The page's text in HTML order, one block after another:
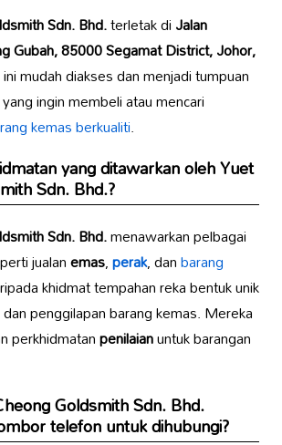
Sdn. Bhd.terletak diJalan
Gubah, 85000 Segamat District, Johor,
mudah diakses dan menjadi tumpuan
ingin membeli atau mencari
kemas berkualiti.
yang ditawarkan olehYuet
Sdn. Bhd.?
Sdn. Bhd.menawarkan pelbagai
jualanemas,perak, danbarang
khidmat tempahan reka bentuk unik
penggilapan barang kemas. Mereka
perkhidmatanpenilaianuntuk barangan
Goldsmith Sdn. Bhd.
telefon untuk dihubungi?